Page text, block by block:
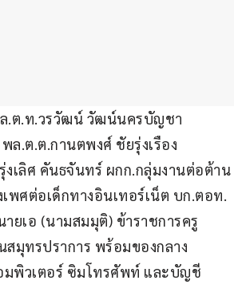
.ต.ท.วรวัฒน์ วัฒน์นครบัญชา
ล.ต.ต.กานตพงศ์ ชัยรุ่งเรือง
เลิศ คันธจันทร์ ผกก.กลุ่มงานต่อต้าน
เพศต่อเด็กทางอินเทอร์เน็ต บก.ตอท.
ยเอ (นามสมมุติ) ข้าราชการครู
สมุทรปราการ พร้อมของกลาง
พิวเตอร์ ซิมโทรศัพท์ และบัญชี